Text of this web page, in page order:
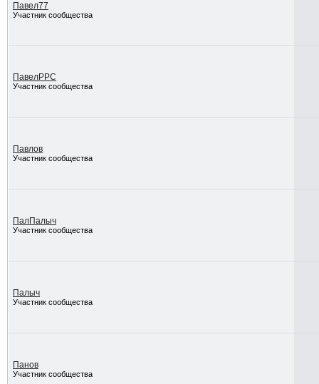
Павел77
Участник сообщества
ПавелРРС
Участник сообщества
Павлов
Участник сообщества
ПалПалыч
Участник сообщества
Палыч
Участник сообщества
Панов
Участник сообщества